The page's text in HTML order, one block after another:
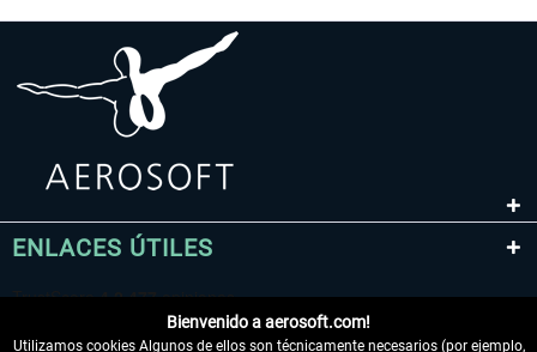
ENLACES ÚTILES
Bienvenido a aerosoft.com!
Utilizamos cookies Algunos de ellos son técnicamente necesarios (por ejemplo,